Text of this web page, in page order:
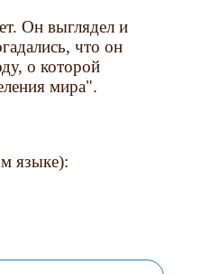
Он выглядел и
что он
о которой
мира".
языке):